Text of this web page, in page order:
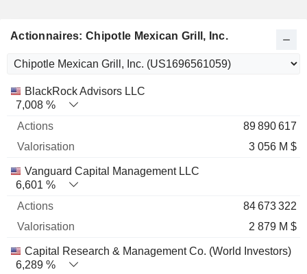
Actionnaires: Chipotle Mexican Grill, Inc.
Nom Actions % Valorisation
BlackRock Advisors LLC
7,008 %
89 890 617
3 056 M $
Vanguard Capital Management LLC
6,601 %
84 673 322
2 879 M $
Capital Research & Management Co. (World Investors)
6,289 %